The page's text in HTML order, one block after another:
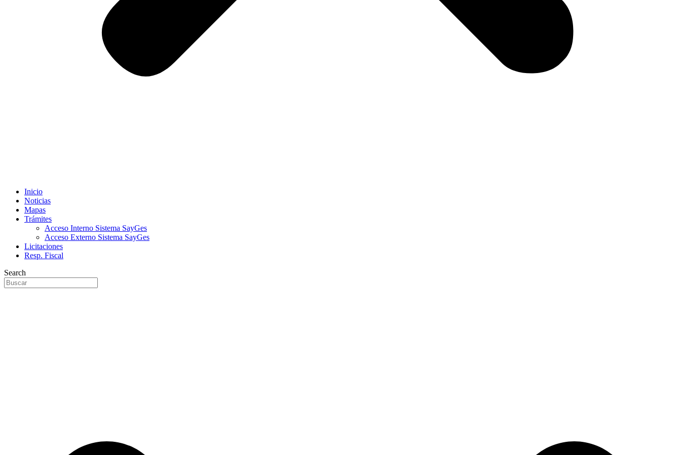
Inicio
Noticias
Mapas
Trámites
Acceso Interno Sistema SayGes
Acceso Externo Sistema SayGes
Licitaciones
Resp. Fiscal
Search